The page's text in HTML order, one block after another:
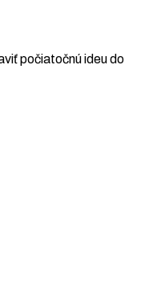
počiatočnú ideu do